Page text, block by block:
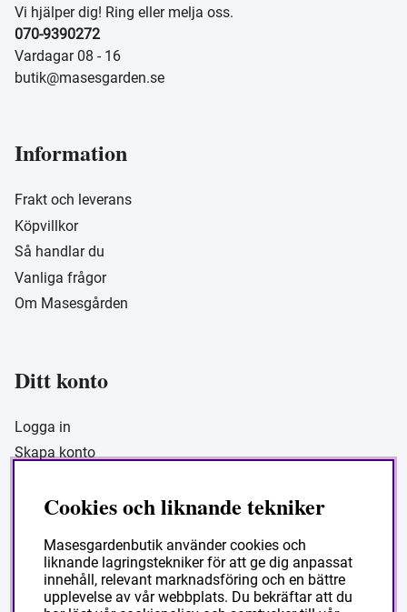
Vi hjälper dig! Ring eller melja oss.
070-9390272
Vardagar 08 - 16
butik@masesgarden.se
Information
Frakt och leverans
Köpvillkor
Så handlar du
Vanliga frågor
Om Masesgården
Ditt konto
Logga in
Skapa konto
Masesgården AB
Siljansnäsvägen 211 Grytnäs
Cookies och liknande tekniker
Masesgardenbutik använder cookies och
liknande lagringstekniker för att ge dig anpassat
innehåll, relevant marknadsföring och en bättre
upplevelse av vår webbplats. Du bekräftar att du